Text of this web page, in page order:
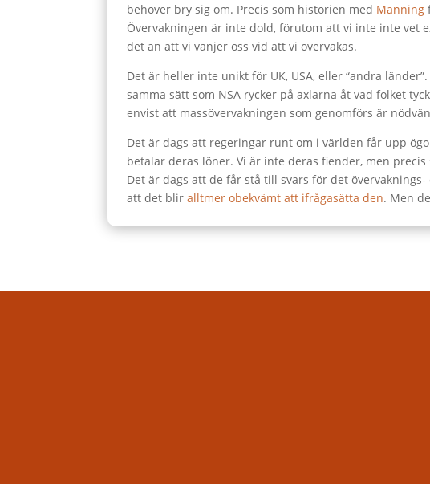
behöver bry sig om. Precis som historien med Manning
Övervakningen är inte dold, förutom att vi inte inte vet
det än att vi vänjer oss vid att vi övervakas.
Det är heller inte unikt för UK, USA, eller “andra
samma sätt som NSA rycker på axlarna åt vad folket
envist att massövervakningen som genomförs är
Det är dags att regeringar runt om i världen får upp
betalar deras löner. Vi är inte deras fiender, men
Det är dags att de får stå till svars för det
att det bliralltmer obekvämt att ifrågasätta den. Men